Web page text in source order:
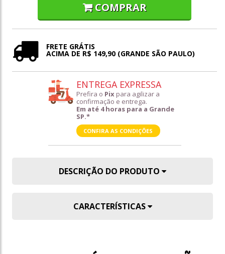
COMPRAR
FRETE GRÁTIS
ACIMA DE R$ 149,90 (GRANDE SÃO PAULO)
ENTREGA EXPRESSA
Prefira o Pix para agilizar a
confirmação e entrega.
Em até 4 horas para a Grande
SP.*
CONFIRA AS CONDIÇÕES
DESCRIÇÃO DO PRODUTO
CARACTERÍSTICAS